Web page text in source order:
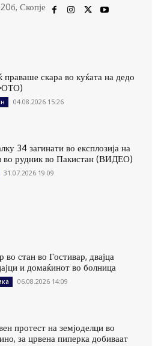
Скопје
праваше скара во куќата на дедо
04.08.2026 15:26
34 загинати во експлозија на
во рудник во Пакистан (ВИДЕО)
31.07.2026 19:09
во стан во Гостивар, двајца
и домаќинот во болница
06.08.2026 14:09
протест на земјоделци во
за црвена пиперка добиваат